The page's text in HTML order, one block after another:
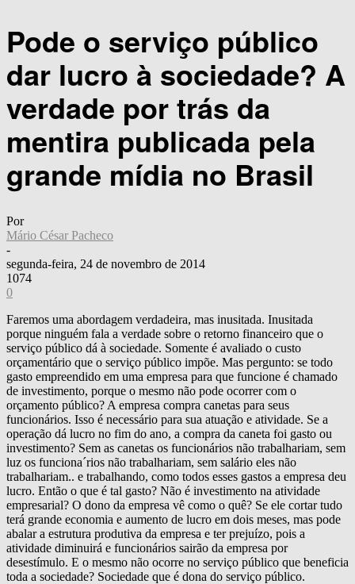
Pode o serviço público
dar lucro à sociedade? A
verdade por trás da
mentira publicada pela
grande mídia no Brasil
Por
Mário César Pacheco
-
segunda-feira, 24 de novembro de 2014
1074
0
Faremos uma abordagem verdadeira, mas inusitada. Inusitada
porque ninguém fala a verdade sobre o retorno financeiro que o
serviço público dá à sociedade. Somente é avaliado o custo
orçamentário que o serviço público impõe. Mas pergunto: se todo
gasto empreendido em uma empresa para que funcione é chamado
de investimento, porque o mesmo não pode ocorrer com o
orçamento público? A empresa compra canetas para seus
funcionários. Isso é necessário para sua atuação e atividade. Se a
operação dá lucro no fim do ano, a compra da caneta foi gasto ou
investimento? Sem as canetas os funcionários não trabalhariam, sem
luz os funciona´rios não trabalhariam, sem salário eles não
trabalhariam.. e trabalhando, como todos esses gastos a empresa deu
lucro. Então o que é tal gasto? Não é investimento na atividade
empresarial? O dono da empresa vê como o quê? Se ele cortar tudo
terá grande economia e aumento de lucro em dois meses, mas pode
abalar a estrutura produtiva da empresa e ter prejuízo, pois a
atividade diminuirá e funcionários sairão da empresa por
desestímulo. E o mesmo não ocorre no serviço público que beneficia
toda a sociedade? Sociedade que é dona do serviço público.